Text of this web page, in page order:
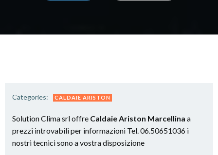
Categories: CALDAIE ARISTON
Solution Clima srl offre Caldaie Ariston Marcellina a
prezzi introvabili per informazioni Tel. 06.50651036 i
nostri tecnici sono a vostra disposizione